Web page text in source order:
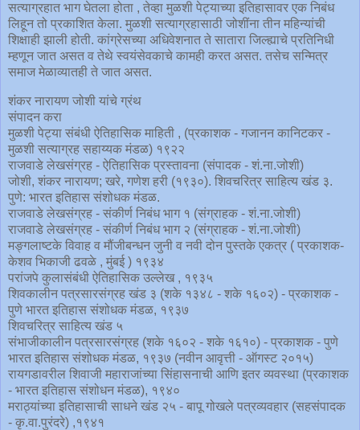
सत्याग्रहात भाग घेतला होता , तेव्हा मुळशी पेट्याच्या इतिहासावर एक निबंध
लिहून तो प्रकाशित केला. मुळशी सत्याग्रहासाठी जोशींना तीन महिन्यांची
शिक्षाही झाली होती. कांग्रेसच्या अधिवेशनात ते सातारा जिल्ह्याचे प्रतिनिधी
म्हणून जात असत व तेथे स्वयंसेवकाचे कामही करत असत. तसेच सन्मित्र
समाज मेळाव्यातही ते जात असत.
शंकर नारायण जोशी यांचे ग्रंथ
संपादन करा
मुळशी पेट्या संबंधी ऐतिहासिक माहिती , (प्रकाशक - गजानन कानिटकर -
मुळशी सत्याग्रह सहाय्यक मंडळ) १९२२
राजवाडे लेखसंग्रह - ऐतिहासिक प्रस्तावना (संपादक - शं.ना.जोशी)
जोशी, शंकर नारायण; खरे, गणेश हरी (१९३०). शिवचरित्र साहित्य खंड ३.
पुणे: भारत इतिहास संशोधक मंडळ.
राजवाडे लेखसंग्रह - संकीर्ण निबंध भाग १ (संग्राहक - शं.ना.जोशी)
राजवाडे लेखसंग्रह - संकीर्ण निबंध भाग २ (संग्राहक - शं.ना.जोशी)
मङ्गलाष्टके विवाह व मौंजीबन्धन जुनी व नवी दोन पुस्तके एकत्र ( प्रकाशक-
केशव भिकाजी ढवळे , मुंबई ) १९३४
परांजपे कुलासंबंधी ऐतिहासिक उल्लेख , १९३५
शिवकालीन पत्रसारसंग्रह खंड ३ (शके १३४८ - शके १६०२) - प्रकाशक -
पुणे भारत इतिहास संशोधक मंडळ, १९३७
शिवचरित्र साहित्य खंड ५
संभाजीकालीन पत्रसारसंग्रह (शके १६०२ - शके १६१०) - प्रकाशक - पुणे
भारत इतिहास संशोधक मंडळ, १९३७ (नवीन आवृत्ती - ऑगस्ट २०१५)
रायगडावरील शिवाजी महाराजांच्या सिंहासनाची आणि इतर व्यवस्था (प्रकाशक
- भारत इतिहास संशोधन मंडळ), १९४०
मराठ्यांच्या इतिहासाची साधने खंड २५ - बापू गोखले पत्रव्यवहार (सहसंपादक
- कृ.वा.पुरंदरे) ,१९४१